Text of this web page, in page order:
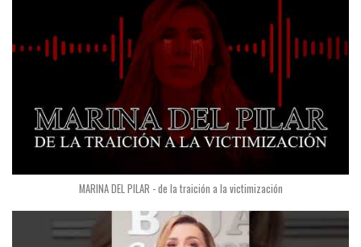
MARINA DEL PILAR - de la traición a la victimización